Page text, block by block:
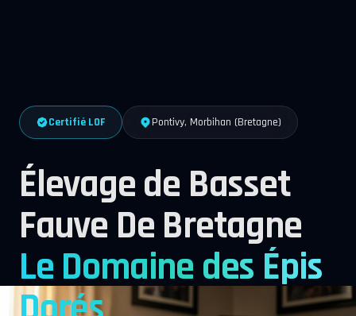
Certifié LOF Pontivy, Morbihan (Bretagne)
Élevage de Basset
Fauve De Bretagne
Le Domaine des Épis